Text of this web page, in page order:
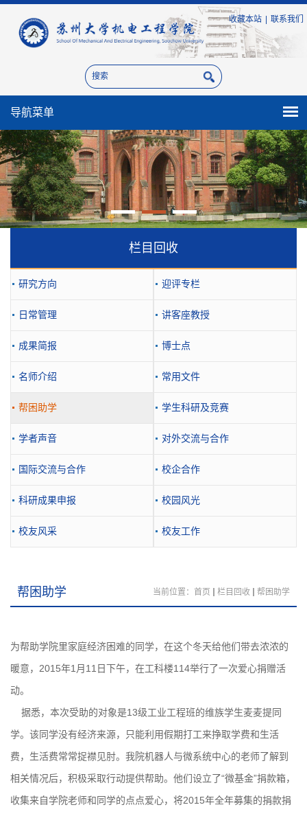
收藏本站 联系我们
导航菜单
栏目回收
研究方向 迎评专栏
日常管理 讲客座教授
成果简报 博士点
名师介绍 常用文件
帮困助学 学生科研及竞赛
学者声音 对外交流与合作
国际交流与合作 校企合作
科研成果申报 校园风光
校友风采 校友工作
帮困助学 当前位置： 首页 栏目回收 帮困助学
为帮助学院里家庭经济困难的同学，在这个冬天给他们带去浓浓的
暖意，2015年1月11日下午，在工科楼114举行了一次爱心捐赠活
动。
据悉，本次受助的对象是13级工业工程班的维族学生麦麦提同
学。该同学没有经济来源，只能利用假期打工来挣取学费和生活
费，生活费常常捉襟见肘。我院机器人与微系统中心的老师了解到
相关情况后，积极采取行动提供帮助。他们设立了“微基金”捐款箱，
收集来自学院老师和同学的点点爱心，将2015年全年募集的捐款捐